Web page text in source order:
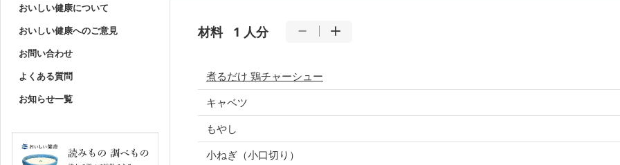
おいしい健康について
おいしい健康へのご意見
お問い合わせ
よくある質問
お知らせ一覧
材料 1 人分
煮るだけ 鶏チャーシュー
キャベツ
もやし
小ねぎ（小口切り）